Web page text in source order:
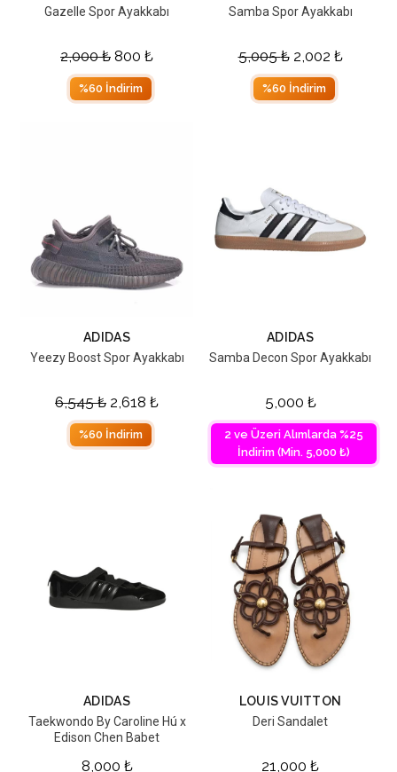
Gazelle Spor Ayakkabı
2,000₺ 800 ₺
%60 İndirim
Samba Spor Ayakkabı
5,005₺ 2,002 ₺
%60 İndirim
ADIDAS
Yeezy Boost Spor Ayakkabı
6,545₺ 2,618 ₺
%60 İndirim
ADIDAS
Samba Decon Spor Ayakkabı
5,000 ₺
2 ve Üzeri Alımlarda %25
İndirim (Min. 5,000 ₺)
ADIDAS
Taekwondo By Caroline Hú x
Edison Chen Babet
8,000 ₺
LOUIS VUITTON
Deri Sandalet
21,000 ₺